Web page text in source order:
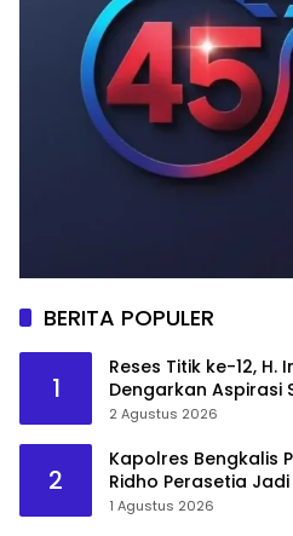
BERITA POPULER
1
Reses Titik ke-12, H.
Dengarkan Aspirasi
2 Agustus 2026
2
Kapolres Bengkalis
Ridho Perasetia
1 Agustus 2026